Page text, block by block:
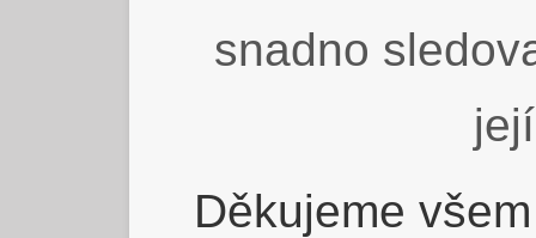
snadno
Děkujeme